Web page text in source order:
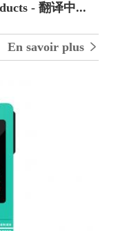
- 翻译中...
En savoir plus 